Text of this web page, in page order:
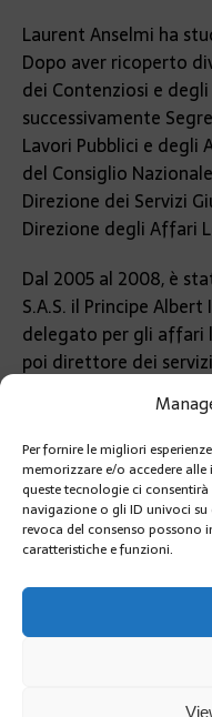
Per fornire le migliori
memorizzare e/o accedere
queste tecnologie ci
navigazione o gli ID univoci
revoca del consenso possono
caratteristiche e funzioni.
Laurent Anselmi ha
Dopo aver ricoperto
dei Contenziosi e
successivamente
Lavori Pubblici e degli
del Consiglio
Direzione dei Servizi
Direzione degli Affari
Dal 2005 al 2008, è
S.A.S. il Principe
delegato per gli affari
poi direttore dei
della Cooperazione.
IL